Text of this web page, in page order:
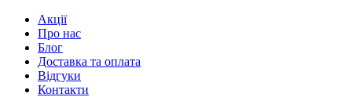
Акції
Про нас
Блог
Доставка та оплата
Відгуки
Контакти